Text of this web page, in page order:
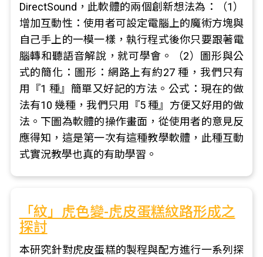
DirectSound，此軟體的兩個創新想法為：（1）
增加互動性：使用者可設定電腦上的魔術方塊與
自己手上的一模一樣，執行程式後你只要跟著電
腦轉和聽語音解說，就可學會。（2）圖形與公
式的簡化：圖形：網路上有約27 種，我們只有
用『1 種』簡單又好記的方法。公式：現在的做
法有10 幾種，我們只用『5 種』方便又好用的做
法。下圖為軟體的操作畫面，從使用者的意見反
應得知，這是第一次有這種教學軟體，此種互動
式實況教學也真的有助學習。
「紋」虎色變-虎皮蛋糕紋路形成之
探討
本研究針對虎皮蛋糕的製程與配方進行一系列探